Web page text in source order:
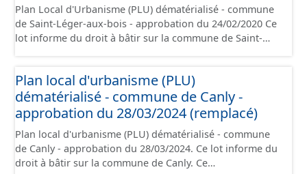
rappelé que seuls les documents papier font foi et sont
opposables d'un point de vue juridique.
Plan Local d'Urbanisme (PLU) dématérialisé - commune
de Saint-Léger-aux-bois - approbation du 24/02/2020 Ce
lot informe du droit à bâtir sur la commune de Saint-
contient les pièces administratives, le rapport de
présentation, le PADD, le règlement (à l'exception des
plans de zonages), les annexes, les orientations
d'aménagement et les données géographiques. Malgré
l'attention portée à la création de ces données, il est
rappelé que seuls les documents papier font foi et sont
opposables d'un point de vue juridique.
Plan local d'urbanisme (PLU)
dématérialisé - commune de Canly -
approbation du 28/03/2024 (remplacé)
Plan local d'urbanisme (PLU) dématérialisé - commune
de Canly - approbation du 28/03/2024. Ce lot informe du
droit à bâtir sur la commune de Canly. Ce